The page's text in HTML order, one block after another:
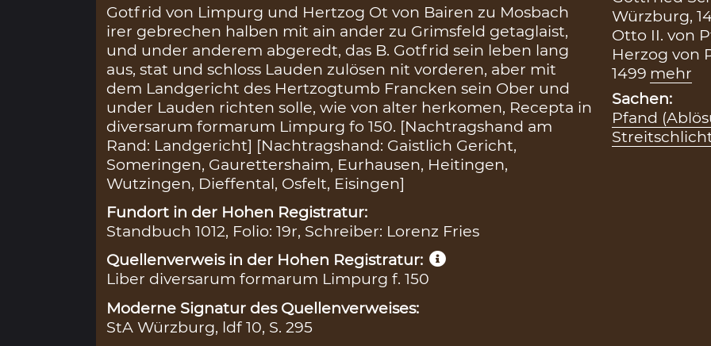
Gotfrid von Limpurg und Hertzog Ot von Bairen zu Mosbach
irer gebrechen halben mit ain ander zu Grimsfeld getaglaist,
und under anderem abgeredt, das B. Gotfrid sein leben lang
aus, stat und schloss Lauden zulösen nit vorderen, aber mit
dem Landgericht des Hertzogtumb Francken sein Ober und
under Lauden richten solle, wie von alter herkomen, Recepta in
diversarum formarum Limpurg fo 150. [Nachtragshand am
Rand: Landgericht] [Nachtragshand: Gaistlich Gericht,
Someringen, Gaurettershaim, Eurhausen, Heitingen,
Wutzingen, Dieffental, Osfelt, Eisingen]
Fundort in der Hohen Registratur:
Standbuch 1012, Folio: 19r, Schreiber: Lorenz Fries
Quellenverweis in der Hohen Registratur:
Liber diversarum formarum Limpurg f. 150
Moderne Signatur des Quellenverweises:
StA Würzburg, ldf 10, S. 295
Würzburg,
Otto II. von
Herzog von
1499 mehr
Sachen:
Pfand